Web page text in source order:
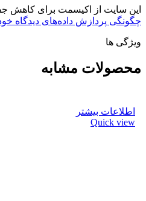
این سایت از اکیسمت برای کاهش
چگونگی پردازش داده‌های دیدگاه خود
ویژگی ها
محصولات مشابه
اطلاعات بیشتر
Quick view